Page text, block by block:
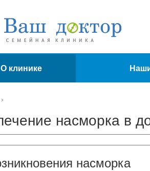
О клинике
›
насморка в
насморка